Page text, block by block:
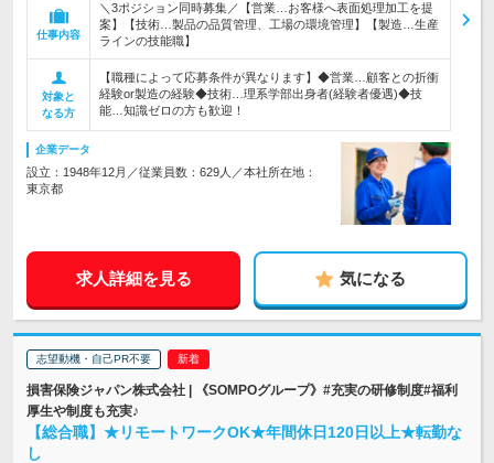
仕事内容
＼3ポジション同時募集／【営業…お客様へ表面処理加工を提
案】【技術…製品の品質管理、工場の環境管理】【製造…生産
ラインの技能職】
対象と
なる方
【職種によって応募条件が異なります】◆営業…顧客との折衝
経験or製造の経験◆技術…理系学部出身者(経験者優遇)◆技
能…知識ゼロの方も歓迎！
企業データ
設立：1948年12月／従業員数：629人／本社所在地：
東京都
求人詳細を見る 気になる
志望動機・自己PR不要
損害保険ジャパン株式会社 | 《SOMPOグループ》#充実の研修制度#福利
厚生や制度も充実♪
【総合職】★リモートワークOK★年間休日120日以上★転勤な
し